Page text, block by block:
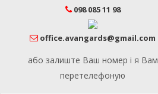
098 085 11 98
office.avangards@gmail.com
або залиште Ваш номер і я Вам
перетелефоную